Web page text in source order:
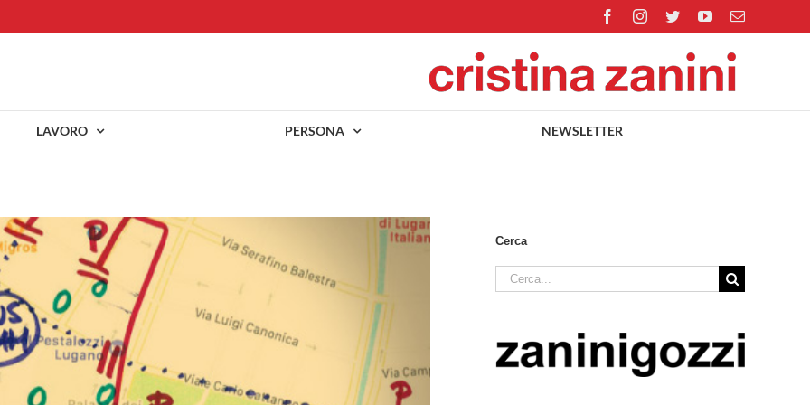
FacebookInstagram
TwitterYouTubeEmail
LAVORO PERSONA NEWSLETTER
Cerca
Cerca
per: